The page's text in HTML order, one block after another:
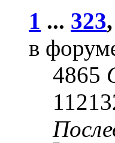
1 ... 323,
в
4865